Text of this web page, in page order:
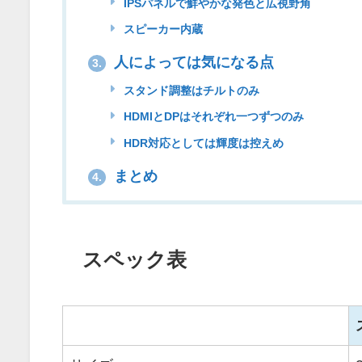
IPSパネルで鮮やかな発色と広視野角
スピーカー内蔵
3. 人によっては気になる点
スタンド調整はチルトのみ
HDMIとDPはそれぞれ一つずつのみ
HDR対応としては輝度は控えめ
4. まとめ
スペック表